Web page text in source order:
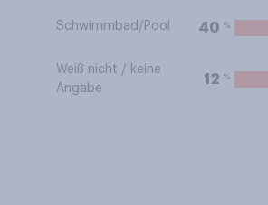
Schwimmbad/Pool 40 %
Weiß nicht / keine
Angabe
12 %